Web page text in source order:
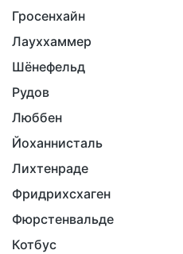
Гросенхайн
Лауххаммер
Шёнефельд
Рудов
Люббен
Йоханнисталь
Лихтенраде
Фридрихсхаген
Фюрстенвальде
Котбус